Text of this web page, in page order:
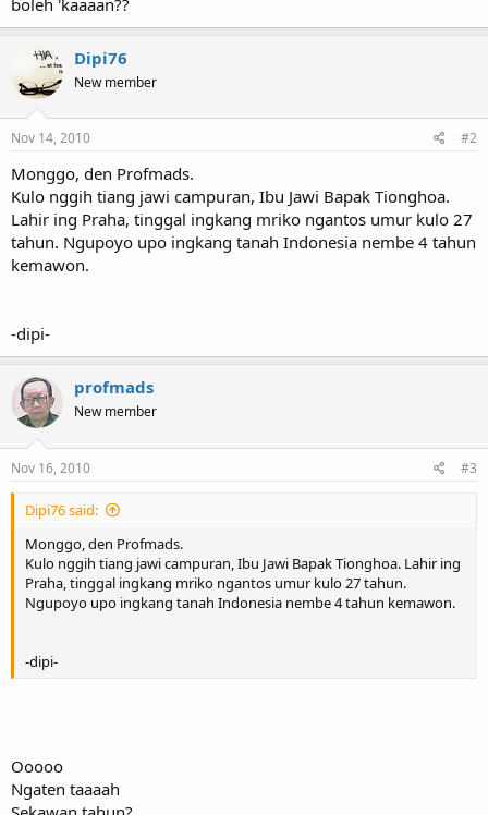
Dipi76
New member
Nov 14, 2010 #2
Monggo, den Profmads.
Kulo nggih tiang jawi campuran, Ibu Jawi Bapak Tionghoa.
Lahir ing Praha, tinggal ingkang mriko ngantos umur kulo 27
tahun. Ngupoyo upo ingkang tanah Indonesia nembe 4 tahun
kemawon.
-dipi-
profmads
New member
Nov 16, 2010 #3
Dipi76 said:
Monggo, den Profmads.
Kulo nggih tiang jawi campuran, Ibu Jawi Bapak Tionghoa. Lahir ing
Praha, tinggal ingkang mriko ngantos umur kulo 27 tahun.
Ngupoyo upo ingkang tanah Indonesia nembe 4 tahun kemawon.
-dipi-
Ooooo
Ngaten taaaah